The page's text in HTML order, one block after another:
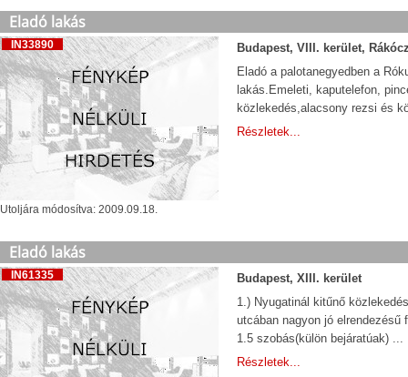
Eladó lakás
IN33890
Utoljára módosítva: 2009.09.18.
Budapest, VIII. kerület,
Eladó a palotanegyedben a
lakás.Emeleti, kaputelefon,
közlekedés,alacsony rezsi és
Részletek...
Eladó lakás
IN61335
Budapest, XIII. kerület
1.) Nyugatinál kitűnő
utcában nagyon jó
1.5 szobás(külön bejáratúak) ...
Részletek...